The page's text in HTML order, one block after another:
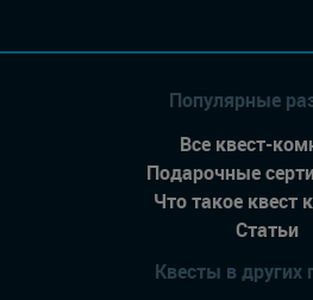
Популярные
Все квест-
Подарочные
Что такое квест
Статьи
Квесты в других